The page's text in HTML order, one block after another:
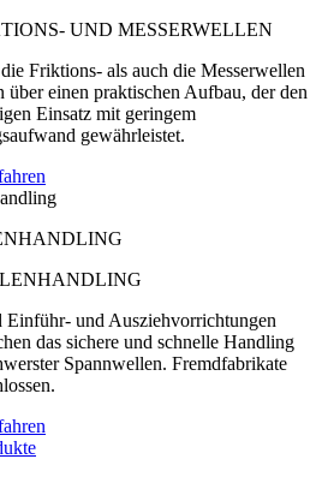
Friktions- als auch die Messerwellen
über einen praktischen Aufbau, der den
Einsatz mit geringem
gewährleistet.
Einführ- und Ausziehvorrichtungen
das sichere und schnelle Handling
Spannwellen. Fremdfabrikate